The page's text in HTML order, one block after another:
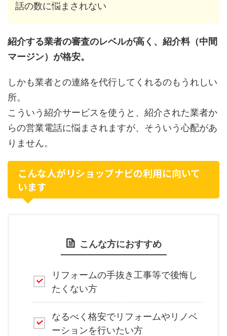
話の数に悩まされない
紹介する業者の審査のレベルが高く、紹介料（中間
マージン）が格安。
しかも業者との連絡を代行してくれるのもうれしい
所。
こういう紹介サービスを使うと、紹介された業者か
らの営業電話に悩まされますが、そういう心配があ
りません。
こんな人がリショップナビの利用に向いて
います
こんな方におすすめ
リフォームの手抜き工事等で後悔し
たくない方
なるべく格安でリフォームやリノベ
ーションを行いたい方